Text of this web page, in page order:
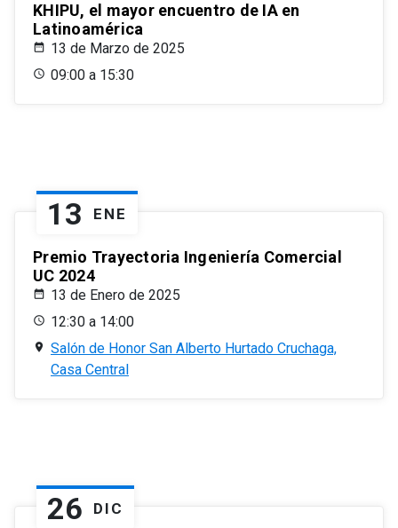
KHIPU, el mayor encuentro de IA en
Latinoamérica
13 de Marzo de 2025
09:00 a 15:30
13 ENE
Premio Trayectoria Ingeniería Comercial
UC 2024
13 de Enero de 2025
12:30 a 14:00
Salón de Honor San Alberto Hurtado Cruchaga,
Casa Central
26 DIC